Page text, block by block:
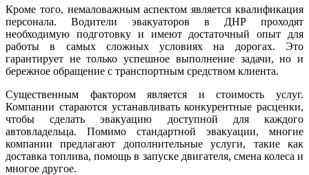
Кроме того, немаловажным аспектом является квалификация
персонала. Водители эвакуаторов в ДНР проходят
необходимую подготовку и имеют достаточный опыт для
работы в самых сложных условиях на дорогах. Это
гарантирует не только успешное выполнение задачи, но и
бережное обращение с транспортным средством клиента.
Существенным фактором является и стоимость услуг.
Компании стараются устанавливать конкурентные расценки,
чтобы сделать эвакуацию доступной для каждого
автовладельца. Помимо стандартной эвакуации, многие
компании предлагают дополнительные услуги, такие как
доставка топлива, помощь в запуске двигателя, смена колеса и
многое другое.